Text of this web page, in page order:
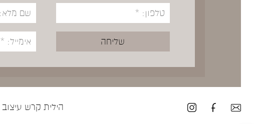
הילית קרש עיצוב